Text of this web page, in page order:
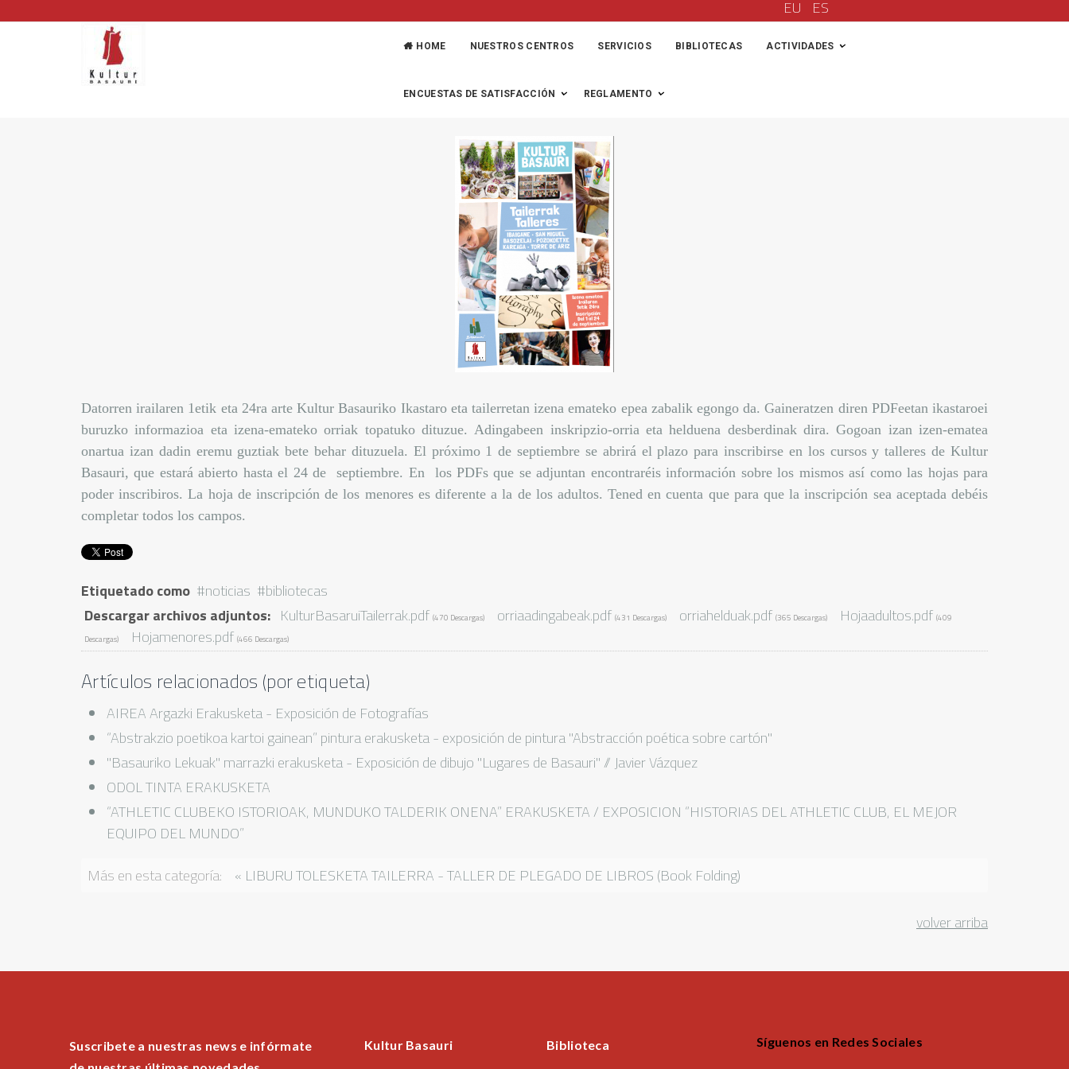
EU ES
HOME NUESTROS CENTROS SERVICIOS BIBLIOTECAS ACTIVIDADES
ENCUESTAS DE SATISFACCIÓN REGLAMENTO
KULTUR BASAURIko IKASTARO ETA TAILERRAK
Datorren irailaren 1etik eta 24ra arte Kultur Basauriko Ikastaro eta tailerretan izena emateko epea zabalik egongo da. Gaineratzen diren PDFeetan ikastaroei
buruzko informazioa eta izena-emateko orriak topatuko dituzue. Adingabeen inskripzio-orria eta helduena desberdinak dira. Gogoan izan izen-ematea
onartua izan dadin eremu guztiak bete behar dituzuela. El próximo 1 de septiembre se abrirá el plazo para inscribirse en los cursos y talleres de Kultur
Basauri, que estará abierto hasta el 24 de septiembre. En los PDFs que se adjuntan encontraréis información sobre los mismos así como las hojas para
poder inscribiros. La hoja de inscripción de los menores es diferente a la de los adultos. Tened en cuenta que para que la inscripción sea aceptada debéis
completar todos los campos.
Etiquetado como noticias
bibliotecas
Descargar archivos adjuntos: KulturBasaruiTailerrak.pdf (470 Descargas) orriaadingabeak.pdf (431 Descargas) orriahelduak.pdf (365 Descargas) Hojaadultos.pdf (409
Descargas)
Hojamenores.pdf (466 Descargas)
Artículos relacionados (por etiqueta)
AIREA Argazki Erakusketa - Exposición de Fotografías
“Abstrakzio poetikoa kartoi gainean” pintura erakusketa - exposición de pintura "Abstracción poética sobre cartón"
"Basauriko Lekuak" marrazki erakusketa - Exposición de dibujo "Lugares de Basauri" // Javier Vázquez
ODOL TINTA ERAKUSKETA
“ATHLETIC CLUBEKO ISTORIOAK, MUNDUKO TALDERIK ONENA” ERAKUSKETA / EXPOSICION “HISTORIAS DEL ATHLETIC CLUB, EL MEJOR
EQUIPO DEL MUNDO”
Más en esta categoría:
« LIBURU TOLESKETA TAILERRA - TALLER DE PLEGADO DE LIBROS (Book Folding)
volver arriba
Suscribete a nuestras news e infórmate
Kultur Basauri Biblioteca Síguenos en Redes Sociales